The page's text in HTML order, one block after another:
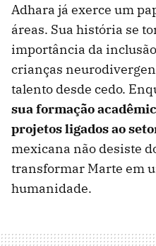
Adhara já exerce um
áreas. Sua história se
importância da
crianças
talento desde cedo.
sua formação
projetos ligados ao
mexicana não desiste
transformar Marte em
humanidade.